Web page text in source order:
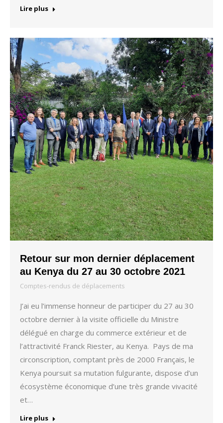
Lire plus
Retour sur mon dernier déplacement
au Kenya du 27 au 30 octobre 2021
Comptes-rendus de déplacements
J’ai eu l’immense honneur de participer du 27 au 30
octobre dernier à la visite officielle du Ministre
délégué en charge du commerce extérieur et de
l’attractivité Franck Riester, au Kenya. Pays de ma
circonscription, comptant près de 2000 Français, le
Kenya poursuit sa mutation fulgurante, dispose d’un
écosystème économique d’une très grande vivacité
et…
Lire plus